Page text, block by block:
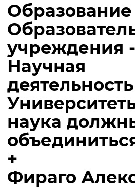
Образование
учреждения
Научная
наука
+
Фираго